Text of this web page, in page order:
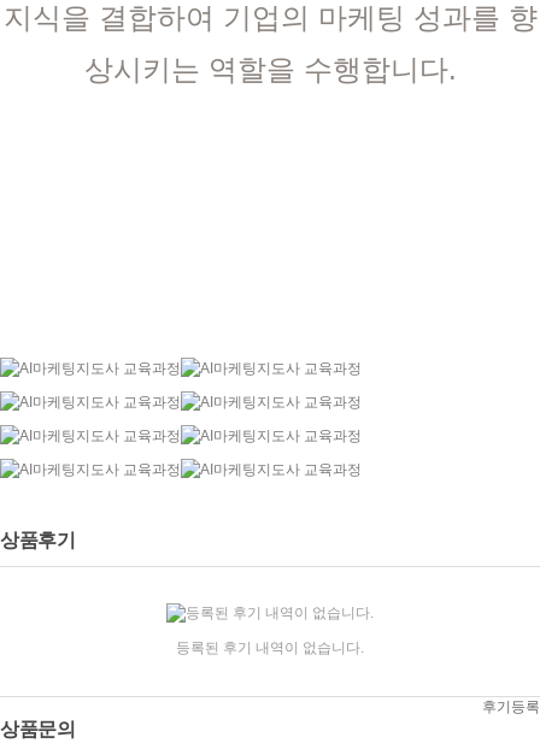
지식을 결합하여 기업의 마케팅 성과를 향
상시키는 역할을 수행합니다.
상품후기
등록된 후기 내역이 없습니다.
후기등록
상품문의